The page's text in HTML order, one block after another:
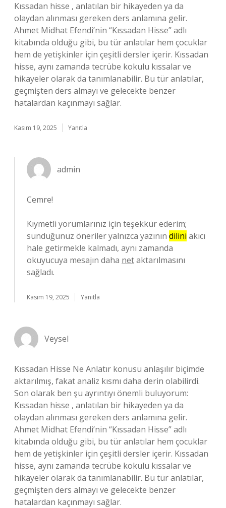
Kıssadan hisse , anlatılan bir hikayeden ya da
olaydan alınması gereken ders anlamına gelir.
Ahmet Midhat Efendi’nin “Kıssadan Hisse” adlı
kitabında olduğu gibi, bu tür anlatılar hem çocuklar
hem de yetişkinler için çeşitli dersler içerir. Kıssadan
hisse, aynı zamanda tecrübe kokulu kıssalar ve
hikayeler olarak da tanımlanabilir. Bu tür anlatılar,
geçmişten ders almayı ve gelecekte benzer
hatalardan kaçınmayı sağlar.
Kasım 19, 2025 Yanıtla
admin
Cemre!
Kıymetli yorumlarınız için teşekkür ederim;
sunduğunuz öneriler yalnızca yazının dilini akıcı
hale getirmekle kalmadı, aynı zamanda
okuyucuya mesajın daha netaktarılmasını
sağladı.
Kasım 19, 2025 Yanıtla
Veysel
Kıssadan Hisse Ne Anlatır konusu anlaşılır biçimde
aktarılmış, fakat analiz kısmı daha derin olabilirdi.
Son olarak ben şu ayrıntıyı önemli buluyorum:
Kıssadan hisse , anlatılan bir hikayeden ya da
olaydan alınması gereken ders anlamına gelir.
Ahmet Midhat Efendi’nin “Kıssadan Hisse” adlı
kitabında olduğu gibi, bu tür anlatılar hem çocuklar
hem de yetişkinler için çeşitli dersler içerir. Kıssadan
hisse, aynı zamanda tecrübe kokulu kıssalar ve
hikayeler olarak da tanımlanabilir. Bu tür anlatılar,
geçmişten ders almayı ve gelecekte benzer
hatalardan kaçınmayı sağlar.